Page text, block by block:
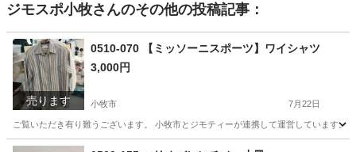
ジモスポ小牧さんのその他の投稿記事：
売ります
0510-070 【ミッソーニスポーツ】ワイシャツ
3,000円
小牧市 7月22日
ご覧いただき有り難うございます。 小牧市とジモティーが連携して運営していま
愛知 小牧市 服/ファッション リユース